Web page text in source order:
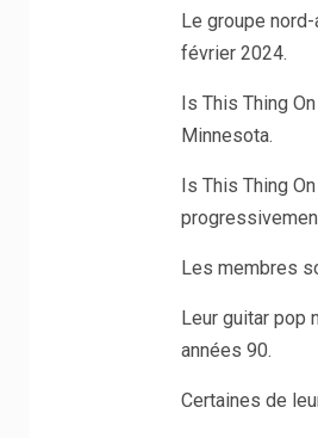
Le groupe
février 2024.
Is This Thing
Minnesota.
Is This Thing
Les membres
Leur guitar pop
années 90.
Certaines de